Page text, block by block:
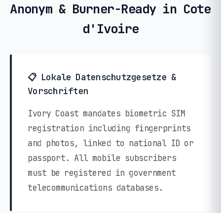
Anonym & Burner-Ready in Cote
d'Ivoire
📋 Lokale Datenschutzgesetze &
Vorschriften
Ivory Coast mandates biometric SIM
registration including fingerprints
and photos, linked to national ID or
passport. All mobile subscribers
must be registered in government
telecommunications databases.